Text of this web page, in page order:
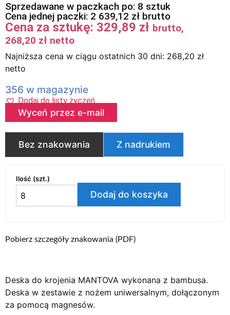
Sprzedawane w paczkach po: 8 sztuk
Cena jednej paczki: 2 639,12 zł brutto
Cena za sztukę: 329,89 zł brutto,
268,20 zł netto
Najniższa cena w ciągu ostatnich 30 dni: 268,20 zł
netto
356 w magazynie
Dodaj do listy życzeń
Wyceń przez e-mail
Bez znakowania Z nadrukiem
Ilość (szt.)
Dodaj do koszyka
Pobierz szczegóły znakowania (PDF)
Deska do krojenia MANTOVA wykonana z bambusa.
Deska w zestawie z nożem uniwersalnym, dołączonym
za pomocą magnesów.